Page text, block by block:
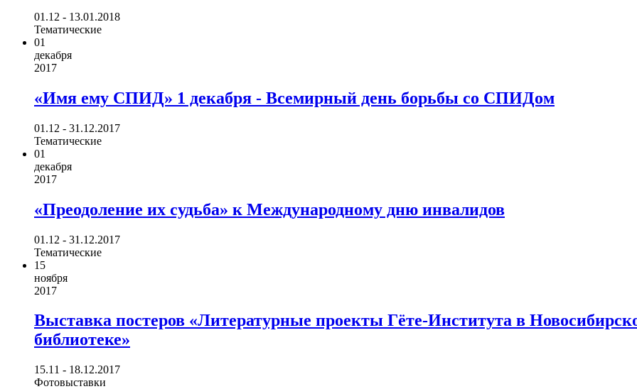
01.12 - 13.01.2018
Тематические
01
декабря
2017
«Имя ему СПИД» 1 декабря - Всемирный день борьбы со СПИДом
01.12 - 31.12.2017
Тематические
01
декабря
2017
«Преодоление их судьба» к Международному дню инвалидов
01.12 - 31.12.2017
Тематические
15
ноября
2017
Выставка постеров «Литературные проекты Гёте-Института в
библиотеке»
15.11 - 18.12.2017
Фотовыставки